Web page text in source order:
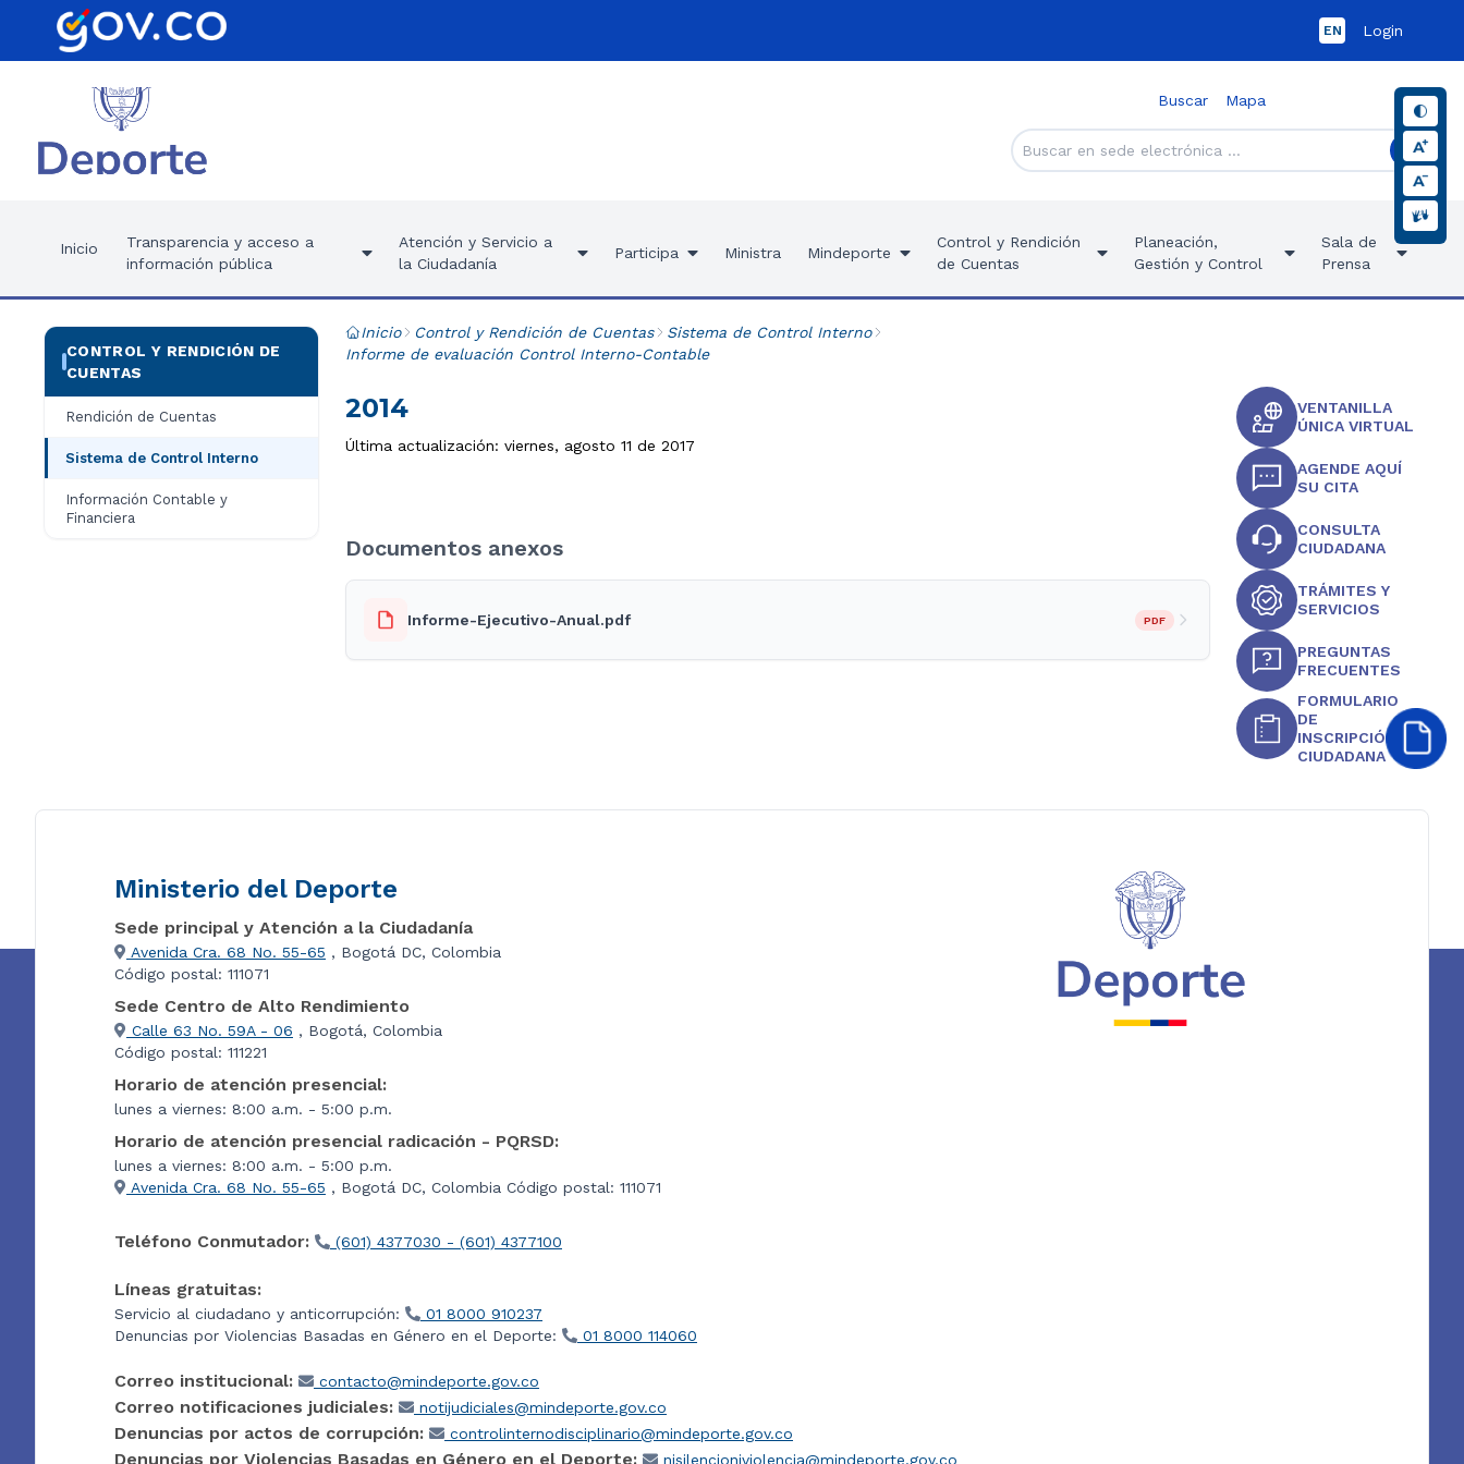
EN Login
Buscar Mapa
Inicio
Transparencia y acceso a
información pública
Atención y Servicio a
la Ciudadanía
Participa Ministra Mindeporte
Control y Rendición
de Cuentas
Planeación,
Gestión y Control
Sala de
Prensa
CONTROL Y RENDICIÓN DE
CUENTAS
Rendición de Cuentas
Sistema de Control Interno
Información Contable y
Financiera
Inicio Control y Rendición de Cuentas
Sistema de Control Interno
Informe de evaluación Control Interno-Contable
2014
Última actualización: viernes, agosto 11 de 2017
Documentos anexos
Informe-Ejecutivo-Anual.pdf PDF
VENTANILLA
ÚNICA VIRTUAL
AGENDE AQUÍ
SU CITA
CONSULTA
CIUDADANA
TRÁMITES Y
SERVICIOS
PREGUNTAS
FRECUENTES
FORMULARIO
DE
INSCRIPCIÓN
CIUDADANA
Ministerio del Deporte
Sede principal y Atención a la Ciudadanía
Avenida Cra. 68 No. 55-65 , Bogotá DC, Colombia
Código postal: 111071
Sede Centro de Alto Rendimiento
Calle 63 No. 59A - 06 , Bogotá, Colombia
Código postal: 111221
Horario de atención presencial:
lunes a viernes: 8:00 a.m. - 5:00 p.m.
Horario de atención presencial radicación - PQRSD:
lunes a viernes: 8:00 a.m. - 5:00 p.m.
Avenida Cra. 68 No. 55-65 , Bogotá DC, Colombia Código postal: 111071
Teléfono Conmutador: (601) 4377030 - (601) 4377100
Líneas gratuitas:
Servicio al ciudadano y anticorrupción:
01 8000 910237
Denuncias por Violencias Basadas en Género en el Deporte:
01 8000 114060
Correo institucional: contacto@mindeporte.gov.co
Correo notificaciones judiciales: notijudiciales@mindeporte.gov.co
Denuncias por actos de corrupción: controlinternodisciplinario@mindeporte.gov.co
Denuncias por Violencias Basadas en Género en el Deporte: nisilencioniviolencia@mindeporte.gov.co